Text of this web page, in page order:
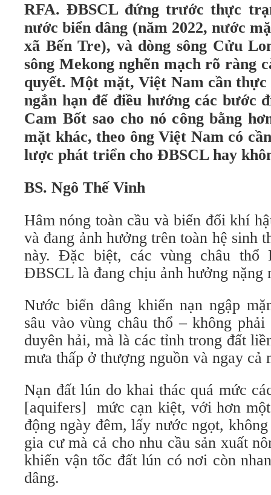
RFA. ĐBSCL đứng trước thực
nước biển dâng (năm 2022, nước
xã Bến Tre), và dòng sông Cửu
sông Mekong nghẽn mạch rõ ràng
quyết. Một mặt, Việt Nam cần
ngắn hạn để điều hướng các bước
Cam Bốt sao cho nó công bằng
mặt khác, theo ông Việt Nam có
lược phát triển cho ĐBSCL hay
BS. Ngô Thế Vinh
Hâm nóng toàn cầu và biến đổi khí
và đang ảnh hưởng trên toàn hệ sinh
này. Đặc biệt, các vùng châu thổ
ĐBSCL là đang chịu ảnh hưởng nặng
Nước biển dâng khiến nạn ngập
sâu vào vùng châu thổ – không
duyên hải, mà là các tỉnh trong đất
mưa thấp ở thượng nguồn và ngay
Nạn đất lún do khai thác quá mức
[aquifers] mức cạn kiệt, với hơn
động ngày đêm, lấy nước ngọt,
gia cư mà cả cho nhu cầu sản xuất
khiến vận tốc đất lún có nơi còn
dâng.